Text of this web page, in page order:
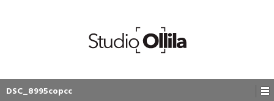
DSC_8995copcc